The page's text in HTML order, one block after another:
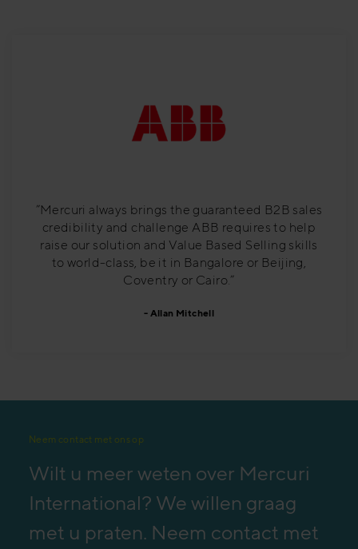
”Mercuri always brings the guaranteed B2B sales
credibility and challenge ABB requires to help
raise our solution and Value Based Selling skills
to world-class, be it in Bangalore or Beijing,
Coventry or Cairo.”
Allan Mitchell
Neem contact met ons op
Wilt u meer weten over Mercuri
International? We willen graag
met u praten. Neem contact met